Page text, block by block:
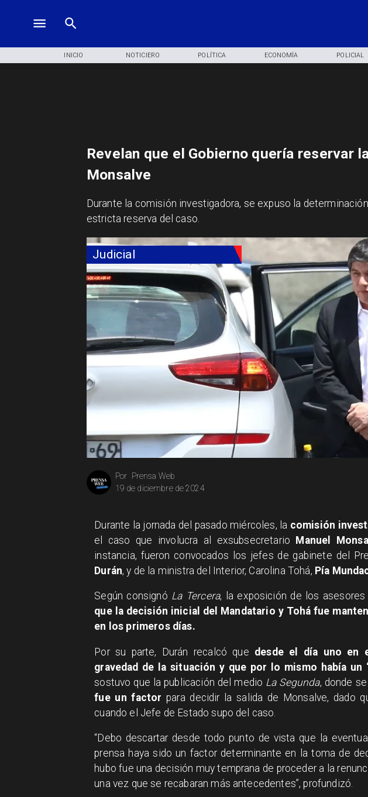
INICIO NOTICIERO POLÍTICA ECONOMÍA POLICIAL
Judicial
Prensa Web
Por
19 de diciembre de 2024
Revelan que el Gobierno quería reservar
Monsalve
Durante la comisión investigadora, se expuso la
estricta reserva del caso.
Durante la jornada del pasado miércoles, la comisión
el caso que involucra al exsubsecretario Manuel
instancia, fueron convocados los jefes de gabinete del
Durán, y de la ministra del Interior, Carolina Tohá, Pía
​Según consignó La Tercera, la exposición de los asesores
que la decisión inicial del Mandatario y Tohá fue
en los primeros días.
Por su parte, Durán recalcó que desde el día uno en
gravedad de la situación y que por lo mismo había un
sostuvo que la publicación del medio La Segunda, donde
fue un factorpara decidir la salida de Monsalve, dado
cuando el Jefe de Estado supo del caso.
“Debo descartar desde todo punto de vista que la
prensa haya sido un factor determinante en la toma de
hubo fue una decisión muy temprana de proceder a la
una vez que se recabaran más antecedentes”, profundizó.